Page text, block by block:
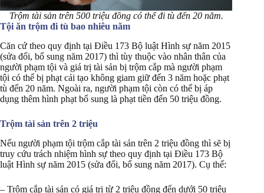
Trộm tài sản trên 500 triệu đồng có thể đi tù đến 20 năm.
Tội ăn trộm đi tù bao nhiêu năm
Căn cứ theo quy định tại Điều 173 Bộ luật Hình sự năm 2015
(sửa đổi, bổ sung năm 2017) thì tùy thuộc vào nhân thân của
người phạm tội và giá trị tài sản bị trộm cắp mà người phạm
tội có thể bị phạt cải tạo không giam giữ đến 3 năm hoặc phạt
tù đến 20 năm. Ngoài ra, người phạm tội còn có thể bị áp
dụng thêm hình phạt bổ sung là phạt tiền đến 50 triệu đồng.
Trộm tài sản trên 2 triệu
Nếu người phạm tội trộm cắp tài sản trên 2 triệu đồng thì sẽ bị
truy cứu trách nhiệm hình sự theo quy định tại Điều 173 Bộ
luật Hình sự năm 2015 (sửa đổi, bổ sung năm 2017). Cụ thể:
– Trộm cắp tài sản có giá trị từ 2 triệu đồng đến dưới 50 triệu